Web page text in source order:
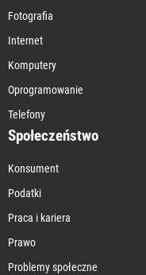
Fotografia
Internet
Komputery
Oprogramowanie
Telefony
Społeczeństwo
Konsument
Podatki
Praca i kariera
Prawo
Problemy społeczne